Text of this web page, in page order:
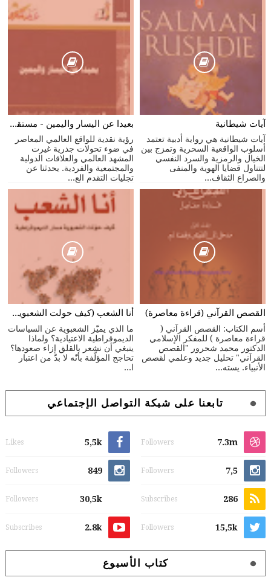
آيات شيطانية
آيات شيطانية هي رواية أدبية تعتمد
أسلوب الواقعية السحرية وتمزج بين
الخيال والرمزية والسرد النفسي
لتتناول قضايا الهوية والمنفى
والصراع الثقاف...
بعيدا عن اليسار واليمين - مستقبل الثقافات الراديكالية
رؤية نقدية للواقع العالمي المعاصر
في ضوء تحولات جذرية غيرت
المشهد العالمي والعلاقات الدولية
والمجتمعية والفردية. يحدثنا عن
تجليات التقدم الع...
القصص القرآني (قراءة معاصرة)
أسم الكتاب: القصص القرآني (
قراءة معاصرة ) للمفكر الإسلامي
الدكتور محمد شحرور "القصص
القرآني" تحليل جديد وعلمي لقصص
الأنبياء. يسته...
أنا الشعب (كيف حولت الشعبوية مسار الديموقراطية)
ما الذي يميّز الشعبوية عن السياسات
الديموقراطية الاعتيادية؟ ولماذا
ينبغي أن نشعر بالقلق إزاء صعودها؟
تحاجج المؤلّفة بأنّه لا بدّ من اعتبار
ا...
تابعنا على شبكة التواصل الإجتماعي
7.3m
Followers
5,5k
Likes
7,5
Followers
849
Followers
286
Subscribes
30,5k
Followers
15,5k
Followers
2.8k
Subscribes
كتاب الأسبوع